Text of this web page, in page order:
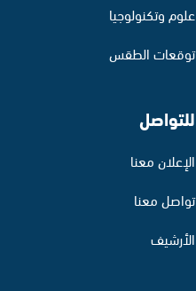
علوم وتكنولوجيا
توقعات الطقس
للتواصل
الإعلان معنا
تواصل معنا
الأرشيف